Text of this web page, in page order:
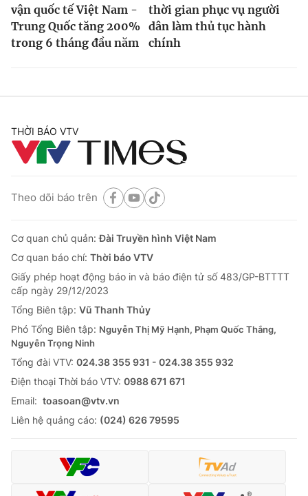
vận quốc tế Việt Nam -
Trung Quốc tăng 200%
trong 6 tháng đầu năm
thời gian phục vụ người
dân làm thủ tục hành
chính
THỜI BÁO VTV
Theo dõi báo trên
Cơ quan chủ quản:Đài Truyền hình Việt Nam
Cơ quan báo chí: Thời báo VTV
Giấy phép hoạt động báo in và báo điện tử số 483/GP-BTTTT
cấp ngày 29/12/2023
Tổng Biên tập: Vũ Thanh Thủy
Phó Tổng Biên tập: Nguyễn Thị Mỹ Hạnh, Phạm Quốc Thắng,
Nguyễn Trọng Ninh
Tổng đài VTV: 024.38 355 931 - 024.38 355 932
Ðiện thoại Thời báo VTV: 0988 671 671
Email: toasoan@vtv.vn
Liên hệ quảng cáo: (024) 626 79595